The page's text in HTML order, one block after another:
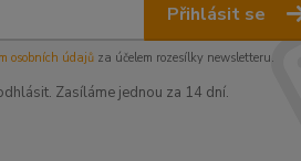
Přihlásit se
osobních údajůza účelem rozesílky newsletteru.
Zasíláme jednou za 14 dní.